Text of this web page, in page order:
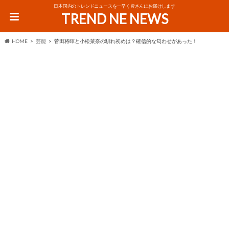
日本国内のトレンドニュースを一早く皆さんにお届けします
TREND NE NEWS
HOME 芸能 菅田将暉と小松菜奈の馴れ初めは？確信的な匂わせがあった！